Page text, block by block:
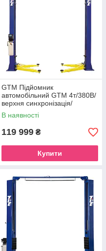
GTM Підйомник
автомобільний GTM 4т/380В/
верхня синхронізація/
мех.замки
В наявності
119 999 ₴
Купити